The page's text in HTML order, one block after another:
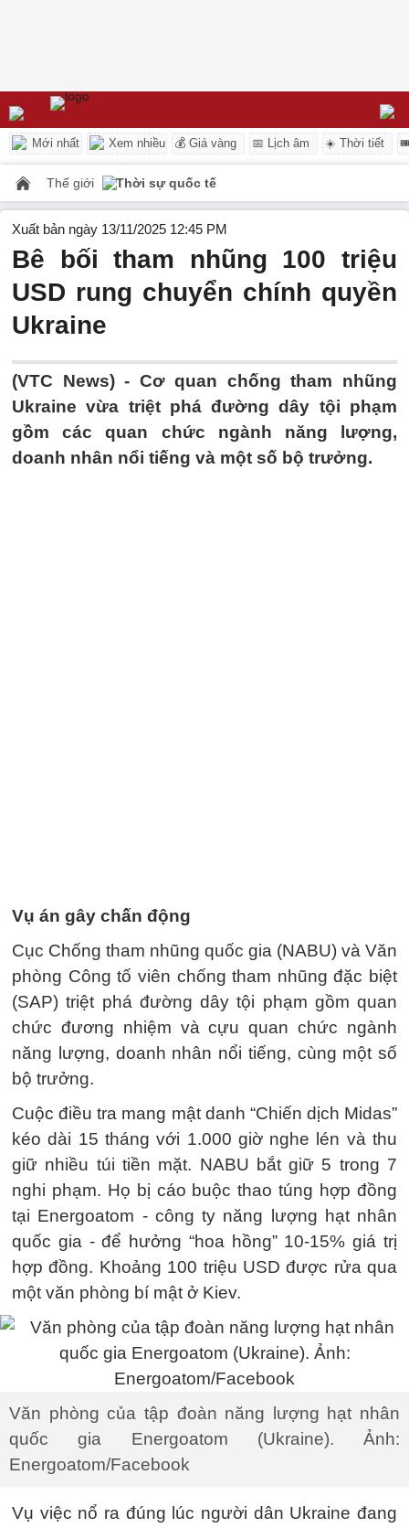
Mới nhất Xem nhiều 💰 Giá vàng 📅 Lịch âm ☀️ Thời tiết
Thế giới Thời sự quốc tế
Xuất bản ngày 13/11/2025 12:45 PM
Bê bối tham nhũng 100 triệu
USD rung chuyển chính quyền
Ukraine
(VTC News) - Cơ quan chống tham nhũng
Ukraine vừa triệt phá đường dây tội phạm
gồm các quan chức ngành năng lượng,
doanh nhân nổi tiếng và một số bộ trưởng.
Vụ án gây chấn động
Cục Chống tham nhũng quốc gia (NABU) và Văn
phòng Công tố viên chống tham nhũng đặc biệt
(SAP) triệt phá đường dây tội phạm gồm quan
chức đương nhiệm và cựu quan chức ngành
năng lượng, doanh nhân nổi tiếng, cùng một số
bộ trưởng.
Cuộc điều tra mang mật danh “Chiến dịch Midas”
kéo dài 15 tháng với 1.000 giờ nghe lén và thu
giữ nhiều túi tiền mặt. NABU bắt giữ 5 trong 7
nghi phạm. Họ bị cáo buộc thao túng hợp đồng
tại Energoatom - công ty năng lượng hạt nhân
quốc gia - để hưởng “hoa hồng” 10-15% giá trị
hợp đồng. Khoảng 100 triệu USD được rửa qua
một văn phòng bí mật ở Kiev.
Văn phòng của tập đoàn năng lượng hạt nhân
quốc gia Energoatom (Ukraine). Ảnh:
Energoatom/Facebook
Vụ việc nổ ra đúng lúc người dân Ukraine đang